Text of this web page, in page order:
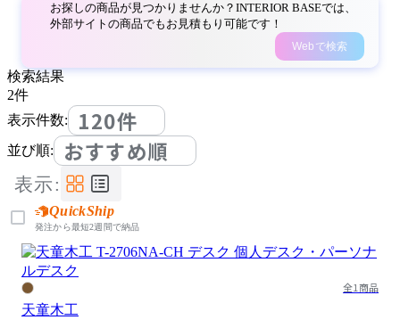
お探しの商品が見つかりませんか？INTERIOR BASEでは、
外部サイトの商品でもお見積もり可能です！
Webで検索
検索結果
2件
表示件数:
120件
並び順: おすすめ順
表示:
QuickShip
発注から最短2週間で納品
全1商品
天童木工